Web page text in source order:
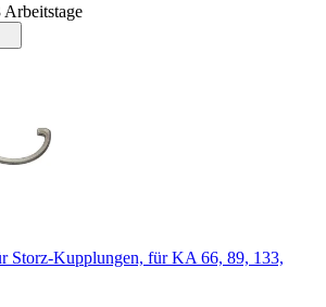
Storz-Kupplungen, für KA 66, 89, 133,